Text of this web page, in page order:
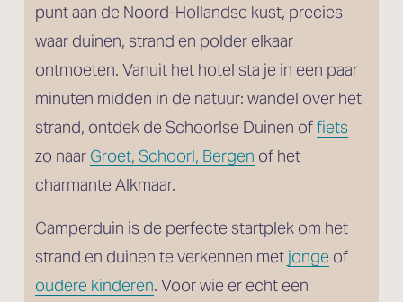
punt aan de Noord-Hollandse kust, precies
waar duinen, strand en polder elkaar
ontmoeten. Vanuit het hotel sta je in een paar
minuten midden in de natuur: wandel over het
strand, ontdek de Schoorlse Duinen of fiets
zo naar Groet, Schoorl, Bergen of het
charmante Alkmaar.
Camperduin is de perfecte startplek om het
strand en duinen te verkennen met jonge of
oudere kinderen. Voor wie er echt een